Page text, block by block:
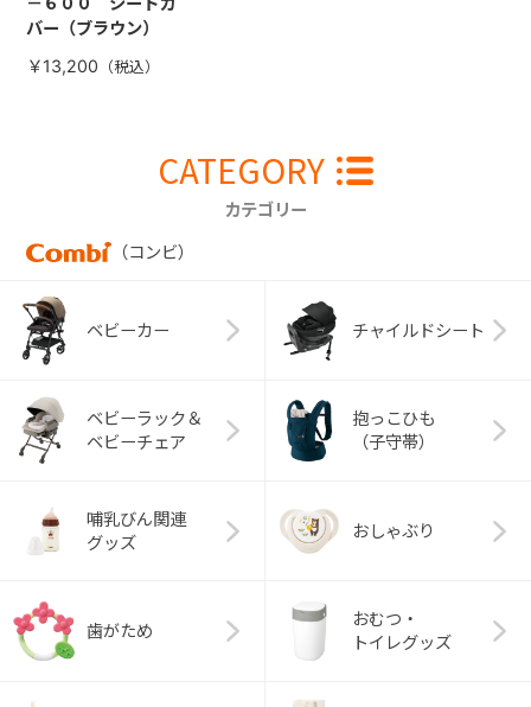
バー（ブラウン）
￥13,200
CATEGORY
カテゴリー
（コンビ）
ベビーカー チャイルドシート
ベビーラック＆
ベビーチェア
抱っこひも
（子守帯）
哺乳びん関連
グッズ
おしゃぶり
歯がため
おむつ・
トイレグッズ